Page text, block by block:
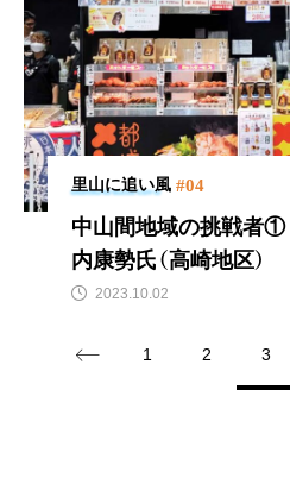
里山に追い風 #04
中山間地域の挑戦者
内康勢氏（高崎地区）
2023.10.02
1 2 3